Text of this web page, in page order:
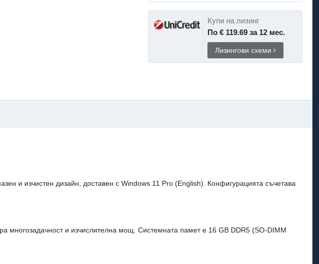
Купи на лизинг
По € 119.69 за 12 мес.
Лизингови схеми
и изчистен дизайн, доставен с Windows 11 Pro (English). Конфигурацията съчетава
многозадачност и изчислителна мощ. Системната памет е 16 GB DDR5 (SO-DIMM